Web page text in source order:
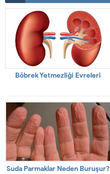
Böbrek Yetmezliği Evreleri
Suda Parmaklar Neden Buruşur?